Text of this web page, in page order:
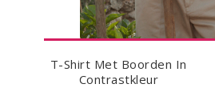
T-Shirt Met Boorden In
Contrastkleur